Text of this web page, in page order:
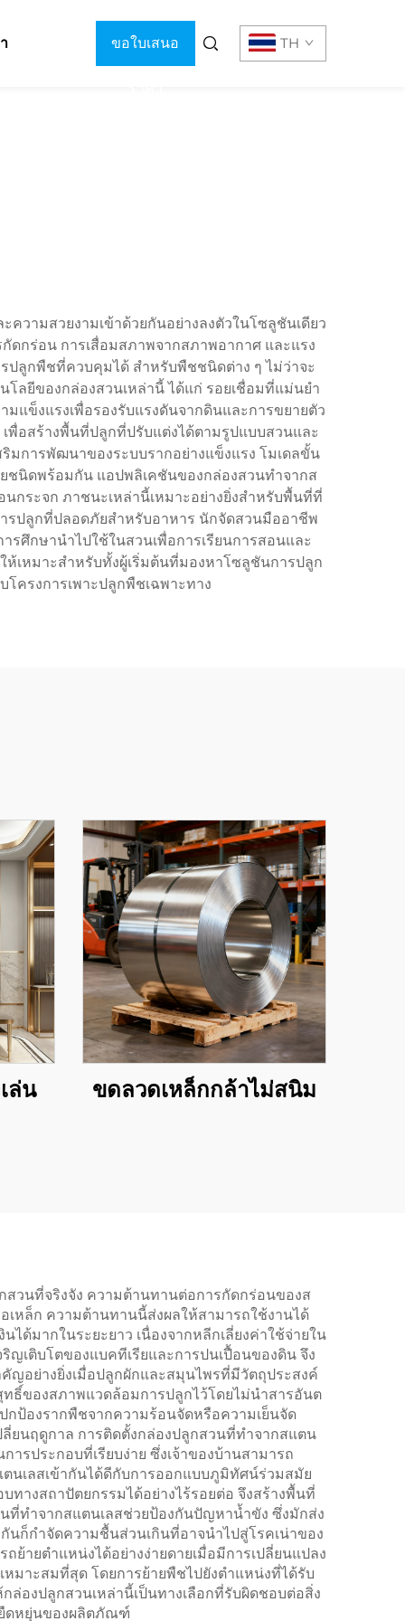
ขอใบเสนอ TH
วามสวยงามเข้าด้วยกันอย่างลงตัวในโซลูชันเดียว
ดกร่อน การเสื่อมสภาพจากสภาพอากาศ และแรง
ปลูกพืชที่ควบคุมได้ สำหรับพืชชนิดต่าง ๆ ไม่ว่าจะ
ลยีของกล่องสวนเหล่านี้ ได้แก่ รอยเชื่อมที่แม่นยำ
แข็งแรงเพื่อรองรับแรงดันจากดินและการขยายตัว
พื่อสร้างพื้นที่ปลูกที่ปรับแต่งได้ตามรูปแบบสวนและ
การพัฒนาของระบบรากอย่างแข็งแรง โมเดลขั้น
ชนิดพร้อมกัน แอปพลิเคชันของกล่องสวนทำจากส
กระจก ภาชนะเหล่านี้เหมาะอย่างยิ่งสำหรับพื้นที่ที่
รปลูกที่ปลอดภัยสำหรับอาหาร นักจัดสวนมืออาชีพ
รศึกษานำไปใช้ในสวนเพื่อการเรียนการสอนและ
เหมาะสำหรับทั้งผู้เริ่มต้นที่มองหาโซลูชันการปลูก
ครงการเพาะปลูกพืชเฉพาะทาง
ล่น ขดลวดเหล็กกล้าไม่สนิม
สวนที่จริงจัง ความต้านทานต่อการกัดกร่อนของส
เหล็ก ความต้านทานนี้ส่งผลให้สามารถใช้งานได้
ได้มากในระยะยาว เนื่องจากหลีกเลี่ยงค่าใช้จ่ายใน
ญเติบโตของแบคทีเรียและการปนเปื้อนของดิน จึง
อย่างยิ่งเมื่อปลูกผักและสมุนไพรที่มีวัตถุประสงค์
ธิ์ของสภาพแวดล้อมการปลูกไว้โดยไม่นำสารอันต
ป้องรากพืชจากความร้อนจัดหรือความเย็นจัด
ยนฤดูกาล การติดตั้งกล่องปลูกสวนที่ทำจากสแตน
รประกอบที่เรียบง่าย ซึ่งเจ้าของบ้านสามารถ
นเลสเข้ากันได้ดีกับการออกแบบภูมิทัศน์ร่วมสมัย
างสถาปัตยกรรมได้อย่างไร้รอยต่อ จึงสร้างพื้นที่
ที่ทำจากสแตนเลสช่วยป้องกันปัญหาน้ำขัง ซึ่งมักส่ง
ก็กำจัดความชื้นส่วนเกินที่อาจนำไปสู่โรคเน่าของ
ายตำแหน่งได้อย่างง่ายดายเมื่อมีการเปลี่ยนแปลง
มาะสมที่สุด โดยการย้ายพืชไปยังตำแหน่งที่ได้รับ
องปลูกสวนเหล่านี้เป็นทางเลือกที่รับผิดชอบต่อสิ่ง
ยืดหยุ่นของผลิตภัณฑ์